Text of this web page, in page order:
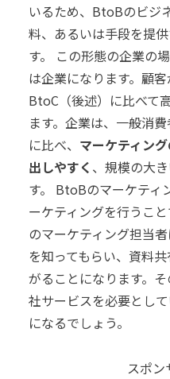
いるため、BtoBのビジ
料、あるいは手段を提
す。
この形態の企業の
は企業になります。 顧
BtoC（後述）に比べて
ます。 企業は、一般消
に比べ、 マーケティン
出しやすく 、規模の大
す。
BtoBのマーケティ
ーケティングを行うこ
のマーケティング担当
を知ってもらい、資料
がることになります。
社サービスを必要とし
になるでしょう。
スポン